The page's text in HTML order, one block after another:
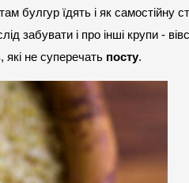
булгур їдять і як самостійну
забувати і про інші крупи -
які не суперечать посту.